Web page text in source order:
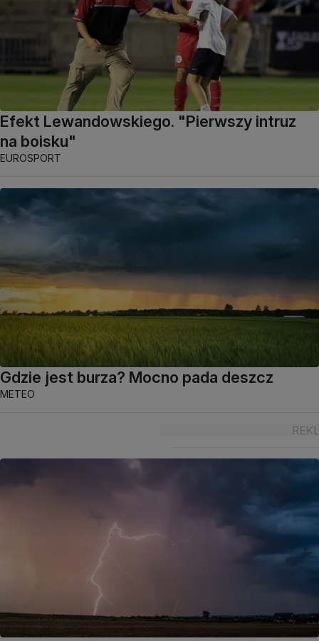
Efekt Lewandowskiego. "Pierwszy intruz
na boisku"
EUROSPORT
Gdzie jest burza? Mocno pada deszcz
METEO